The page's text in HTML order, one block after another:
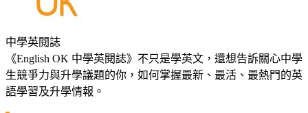
中學英閱誌
《English OK 中學英閱誌》不只是學英文，還想告訴關心中學
生競爭力與升學議題的你，如何掌握最新、最活、最熱門的英
語學習及升學情報。